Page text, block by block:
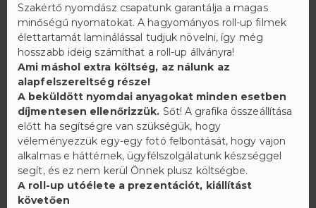
Szakértő nyomdász csapatunk garantálja a magas
minőségű nyomatokat. A hagyományos roll-up filmek
élettartamát laminálással tudjuk növelni, így még
hosszabb ideig számíthat a roll-up állványra!
Ami máshol extra költség, az nálunk az
alapfelszereltség része!
A beküldött nyomdai anyagokat minden esetben
díjmentesen ellenőrizzük. Sőt! A grafika összeállítása
előtt ha segítségre van szükségük, hogy
véleményezzük egy-egy fotó felbontását, hogy vajon
alkalmas e háttérnek, ügyfélszolgálatunk készséggel
segít, és ez nem kerül Önnek plusz költségbe.
A roll-up utóélete a prezentációt, kiállítást
követően